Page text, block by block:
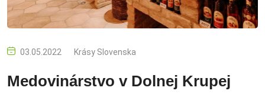
03.05.2022 Krásy Slovenska
Medovinárstvo v Dolnej Krupej